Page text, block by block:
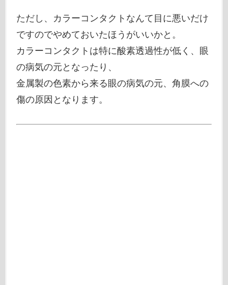
ただし、カラーコンタクトなんて目に悪いだけ
ですのでやめておいたほうがいいかと。
カラーコンタクトは特に酸素透過性が低く、眼
の病気の元となったり、
金属製の色素から来る眼の病気の元、角膜への
傷の原因となります。